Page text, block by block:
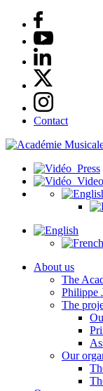
Contact
Press
About us
The
Philippe
The
Our